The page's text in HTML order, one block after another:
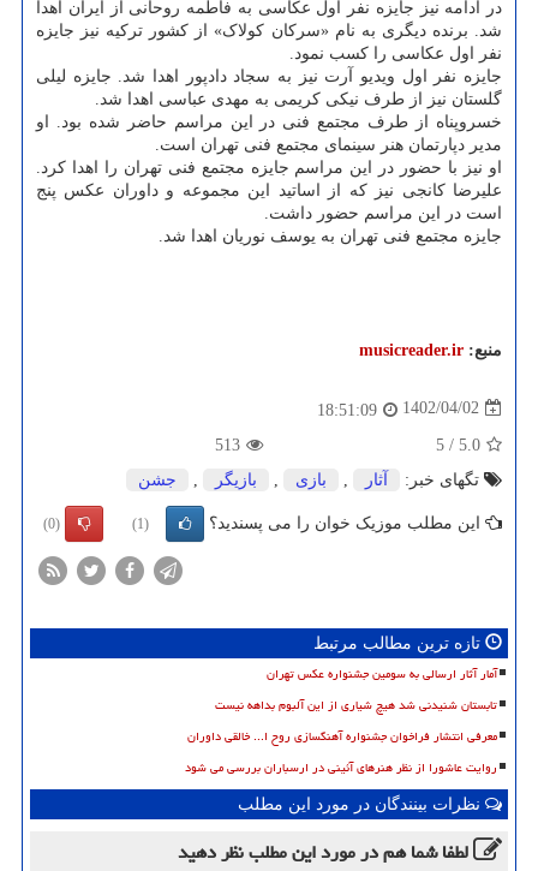
در ادامه نیز جایزه نفر اول عکاسی به فاطمه روحانی از ایران اهدا
شد. برنده دیگری به نام «سرکان کولاک» از کشور ترکیه نیز جایزه
نفر اول عکاسی را کسب نمود.
جایزه نفر اول ویدیو آرت نیز به سجاد دادپور اهدا شد. جایزه لیلی
گلستان نیز از طرف نیکی کریمی به مهدی عباسی اهدا شد.
خسروپناه از طرف مجتمع فنی در این مراسم حاضر شده بود. او
مدیر دپارتمان هنر سینمای مجتمع فنی تهران است.
او نیز با حضور در این مراسم جایزه مجتمع فنی تهران را اهدا کرد.
علیرضا کانجی نیز که از اساتید این مجموعه و داوران عکس پنج
است در این مراسم حضور داشت.
جایزه مجتمع فنی تهران به یوسف نوریان اهدا شد.
منبع: musicreader.ir
1402/04/02
18:51:09
5.0
/
5
513
تگهای خبر:
آثار بازی بازیگر جشن
این مطلب موزیک خوان را می پسندید؟ (1)
(0)
تازه ترین مطالب مرتبط
آمار آثار ارسالی به سومین جشنواره عکس تهران
تابستان شنیدنی شد هیچ شیاری از این آلبوم بداهه نیست
معرفی انتشار فراخوان جشنواره آهنگسازی روح ا... خالقی داوران
روایت عاشورا از نظر هنرهای آئینی در ارسباران بررسی می شود
نظرات بینندگان در مورد این مطلب
لطفا شما همدر مورد این مطلبنظر دهید